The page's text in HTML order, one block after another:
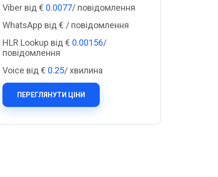
Viber від € 0.0077/ повідомлення
WhatsApp від € / повідомлення
HLR Lookup від € 0.00156/
повідомлення
Voice від € 0.25/ хвилина
ПЕРЕГЛЯНУТИ ЦІНИ